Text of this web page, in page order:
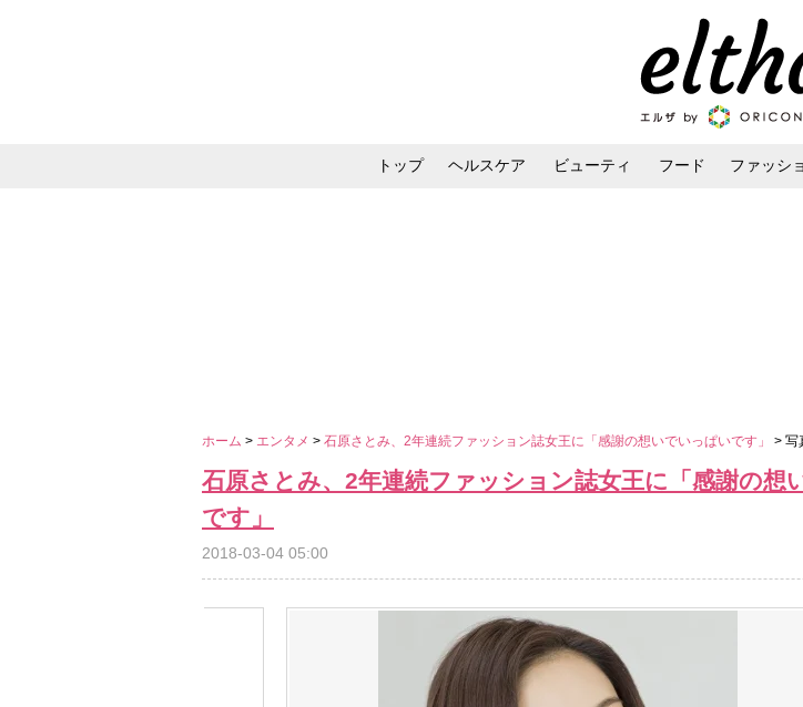
トップ ヘルスケア ビューティ フード ファッシ
ホーム > エンタメ > 石原さとみ、2年連続ファッション誌女王に「感謝の想いでいっぱいです」 > 写
石原さとみ、2年連続ファッション誌女王に「感謝の想
です」
2018-03-04 05:00